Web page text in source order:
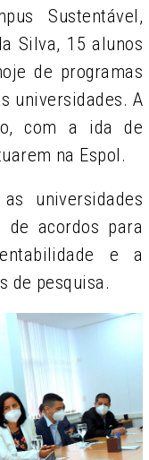
Sustentável,
Silva, 15 alunos
de programas
universidades. A
com a ida de
na Espol.
universidades
de acordos para
e a
de pesquisa.